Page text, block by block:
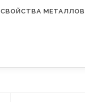
СВОЙСТВА МЕТАЛЛОВ